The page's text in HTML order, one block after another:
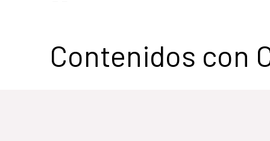
Centro Cultural
Contenidos con